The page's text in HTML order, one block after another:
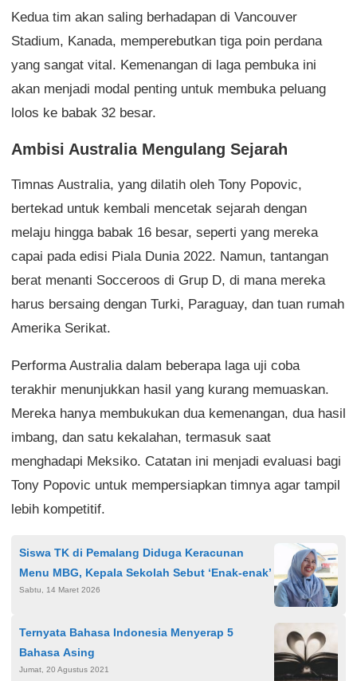
Kedua tim akan saling berhadapan di Vancouver
Stadium, Kanada, memperebutkan tiga poin perdana
yang sangat vital. Kemenangan di laga pembuka ini
akan menjadi modal penting untuk membuka peluang
lolos ke babak 32 besar.
Ambisi Australia Mengulang Sejarah
Timnas Australia, yang dilatih oleh Tony Popovic,
bertekad untuk kembali mencetak sejarah dengan
melaju hingga babak 16 besar, seperti yang mereka
capai pada edisi Piala Dunia 2022. Namun, tantangan
berat menanti Socceroos di Grup D, di mana mereka
harus bersaing dengan Turki, Paraguay, dan tuan rumah
Amerika Serikat.
Performa Australia dalam beberapa laga uji coba
terakhir menunjukkan hasil yang kurang memuaskan.
Mereka hanya membukukan dua kemenangan, dua hasil
imbang, dan satu kekalahan, termasuk saat
menghadapi Meksiko. Catatan ini menjadi evaluasi bagi
Tony Popovic untuk mempersiapkan timnya agar tampil
lebih kompetitif.
Siswa TK di Pemalang Diduga Keracunan
Menu MBG, Kepala Sekolah Sebut ‘Enak-enak’
Sabtu, 14 Maret 2026
Ternyata Bahasa Indonesia Menyerap 5
Bahasa Asing
Jumat, 20 Agustus 2021